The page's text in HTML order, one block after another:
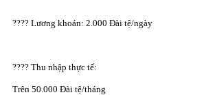
???? Lương khoán: 2.000 Đài tệ/ngày
???? Thu nhập thực tế:
Trên 50.000 Đài tệ/tháng